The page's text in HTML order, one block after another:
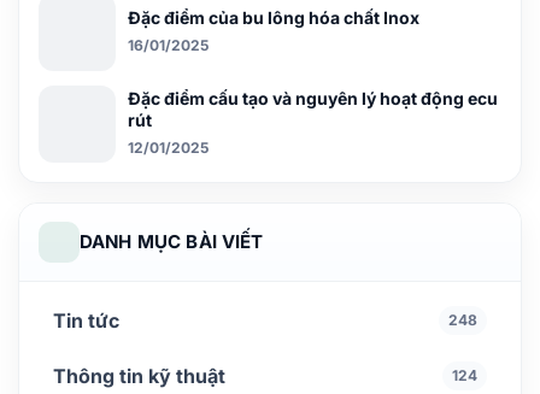
Đặc điểm của bu lông hóa chất Inox
16/01/2025
Đặc điểm cấu tạo và nguyên lý hoạt động ecu
rút
12/01/2025
DANH MỤC BÀI VIẾT
Tin tức 248
Thông tin kỹ thuật 124